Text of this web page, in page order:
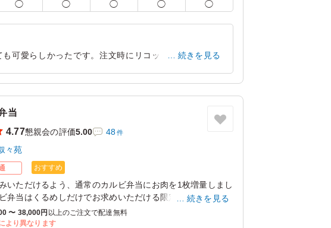
注文締切は2日前14:00までとなります。
◯ ◯ ◯ ◯ ◯
可愛らしかったです。注文時にリコッタクリームとミ
でした！
続きを見る
当
4.77懇親会の評価5.00 48件
々苑
おすすめ
いただけるよう、通常のカルビ弁当にお肉を1枚増量しまし
弁当はくるめしだけでお求めいただける限定商品となって
秘伝だれで焼いた和牛カルビの旨みと、ご飯・たれ・肉汁
。お肉が1枚増えることで満足度も一段と増すその贅沢感、
続きを見る
〜 38,000円 以上のご注文で配達無料
より異なります